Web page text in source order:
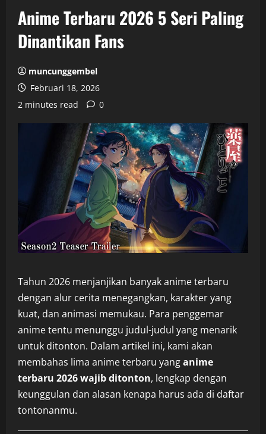
Anime Terbaru 2026 5 Seri Paling
Dinantikan Fans
muncunggembel
Februari 18, 2026
2 minutes read
0
Tahun 2026 menjanjikan banyak anime terbaru
dengan alur cerita menegangkan, karakter yang
kuat, dan animasi memukau. Para penggemar
anime tentu menunggu judul-judul yang menarik
untuk ditonton. Dalam artikel ini, kami akan
membahas lima anime terbaru yanganime
terbaru 2026 wajib ditonton, lengkap dengan
keunggulan dan alasan kenapa harus ada di daftar
tontonanmu.